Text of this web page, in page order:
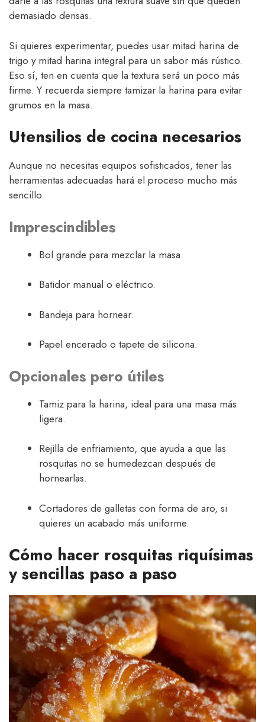
demasiado densas.
Si quieres experimentar, puedes usar mitad harina de
trigo y mitad harina integral para un sabor más rústico.
Eso sí, ten en cuenta que la textura será un poco más
firme. Y recuerda siempre tamizar la harina para evitar
grumos en la masa.
Utensilios de cocina necesarios
Aunque no necesitas equipos sofisticados, tener las
herramientas adecuadas hará el proceso mucho más
sencillo.
Imprescindibles
Bol grande para mezclar la masa.
Batidor manual o eléctrico.
Bandeja para hornear.
Papel encerado o tapete de silicona.
Opcionales pero útiles
Tamiz para la harina, ideal para una masa más
ligera.
Rejilla de enfriamiento, que ayuda a que las
rosquitas no se humedezcan después de
hornearlas.
Cortadores de galletas con forma de aro, si
quieres un acabado más uniforme.
Cómo hacer rosquitas riquísimas
y sencillas paso a paso